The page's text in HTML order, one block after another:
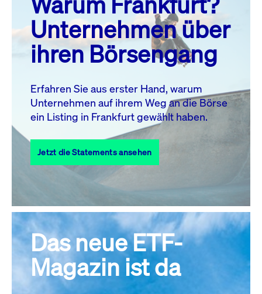
MO. DI. MI. DO. FR. SA. SO.
1
2
3
4 5 6 7 8
10 11 13 14
17
18 19 20 21 22
23
27 28
31
Alle Events
Unternehmen über
ihren Börsengang
Erfahren Sie aus erster Hand, warum
Unternehmen auf ihrem Weg an die Börse
ein Listing in Frankfurt gewählt haben.
Jetzt die Statements ansehen
Das neue ETF-
Magazin ist da